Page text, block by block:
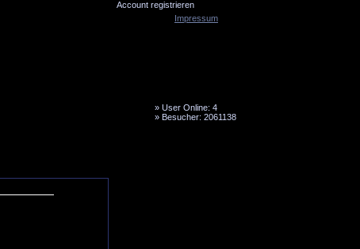
Account registrieren
» User Online: 4
» Besucher: 2061138
Impressum